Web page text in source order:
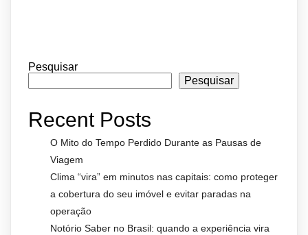
Pesquisar
Pesquisar
Recent Posts
O Mito do Tempo Perdido Durante as Pausas de
Viagem
Clima “vira” em minutos nas capitais: como proteger
a cobertura do seu imóvel e evitar paradas na
operação
Notório Saber no Brasil: quando a experiência vira